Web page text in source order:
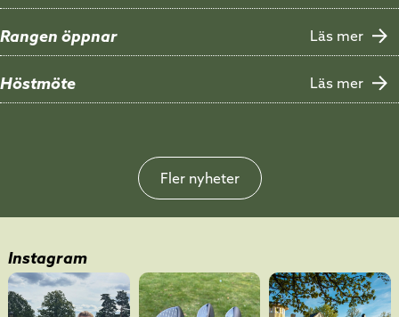
Rangen öppnar Läs mer
Höstmöte Läs mer
Fler nyheter
Instagram